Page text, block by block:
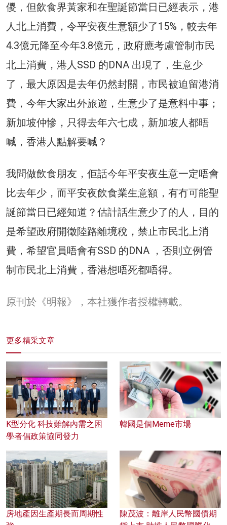
儍，但飲食界黃家和在聖誕節當日已經表示，港
人北上消費，令平安夜生意額少了15%，較去年
4.3億元降至今年3.8億元，政府應考慮管制市民
北上消費，港人SSD 的DNA 出現了，生意少
了，最大原因是去年仍然封關，市民被迫留港消
費，今年大家出外旅遊，生意少了是意料中事；
新加坡仲慘，只得去年六七成，新加坡人都晤
喊，香港人點解要喊？
我問做飲食朋友，佢話今年平安夜生意一定唔會
比去年少，而平安夜飲食業生意額，有冇可能聖
誕節當日已經知道？估計話生意少了的人，目的
是希望政府開徵陸路離境稅，禁止市民北上消
費，希望官員唔會有SSD 的DNA ，否則立例管
制市民北上消費，香港想唔死都唔得。
原刊於《明報》，本社獲作者授權轉載。
更多精采文章
K型分化 科技難解內需之困
學者倡政策協同發力
韓國是個Meme市場
房地產因生產期長而周期性
陳茂波：離岸人民幣國債期